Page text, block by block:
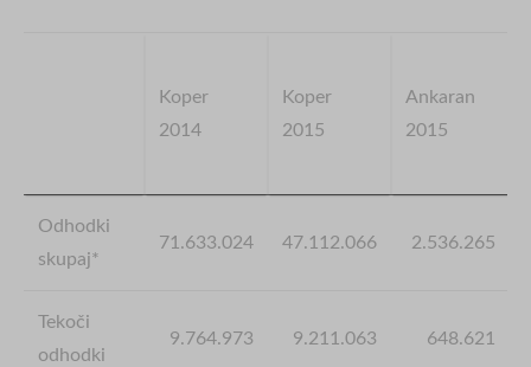
Koper
2014
Koper
2015
Ankaran
2015
Odhodki
skupaj*
71.633.024 47.112.066 2.536.265
Tekoči
odhodki
9.764.973 9.211.063 648.621